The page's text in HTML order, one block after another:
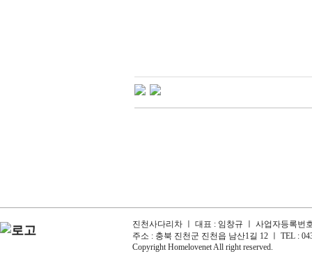
진천사다리차 ㅣ 대표 : 임창규 ㅣ 사업자등록번
주소 : 충북 진천군 진천읍 남산1길 12 ㅣ TEL :
Copyright Homelovenet All right reserved.